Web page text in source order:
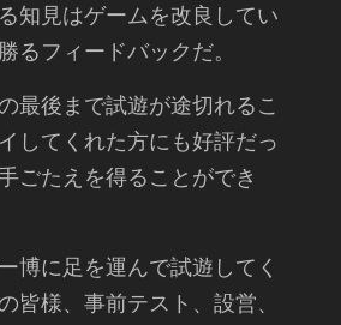
知見はゲームを改良してい
るフィードバックだ。
最後まで試遊が途切れるこ
してくれた方にも好評だっ
ごたえを得ることができ
博に足を運んで試遊してく
皆様、事前テスト、設営、